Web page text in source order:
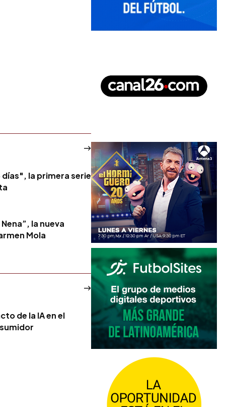
la primera serie
la nueva
Mola
de la IA en el